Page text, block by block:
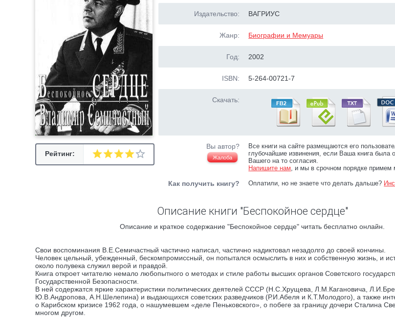
Рейтинг:
Издательство: ВАГРИУС
Жанр: Биографии и Мемуары
Год: 2002
ISBN: 5-264-00721-7
Скачать:
Вы автор?
Жалоба
Все книги на сайте размещаются его
глубочайшие извинения, если Ваша книга была
Вашего на то согласия.
Напишите нам, и мы в срочном порядке примем
Как получить книгу? Оплатили, но не знаете что делать дальше?
Описание книги "Беспокойное сердце"
Описание и краткое содержание "Беспокойное сердце" читать бесплатно онлайн.
Свои воспоминания В.Е.Семичастный частично написал, частично надиктовал незадолго до своей кончины.
Человек цельный, убежденный, бескомпромиссный, он попытался осмыслить в них и собственную жизнь, и
около полувека служил верой и правдой.
Книга откроет читателю немало любопытного о методах и стиле работы высших органов Советского
Государственной Безопасности.
В ней содержатся яркие характеристики политических деятелей СССР (Н.С.Хрущева, Л.М.Кагановича,
Ю.В.Андропова, А.Н.Шелепина) и выдающихся советских разведчиков (Р.И.Абеля и К.Т.Молодого), а также
о Карибском кризисе 1962 года, о нашумевшем «деле Пеньковского», о побеге за границу дочери Сталина
многом другом.